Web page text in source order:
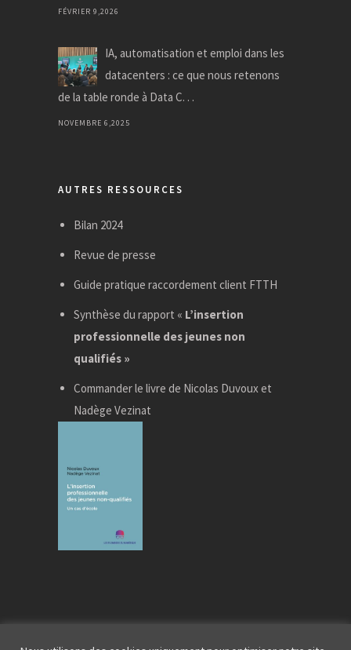
FÉVRIER 9,2026
IA, automatisation et emploi dans les
datacenters : ce que nous retenons
de la table ronde à Data C. . .
NOVEMBRE 6,2025
AUTRES RESSOURCES
Bilan 2024
Revue de presse
Guide pratique raccordement client FTTH
Synthèse du rapport « L’insertion
professionnelle des jeunes non
qualifiés »
Commander le livre de Nicolas Duvoux et
Nadège Vezinat